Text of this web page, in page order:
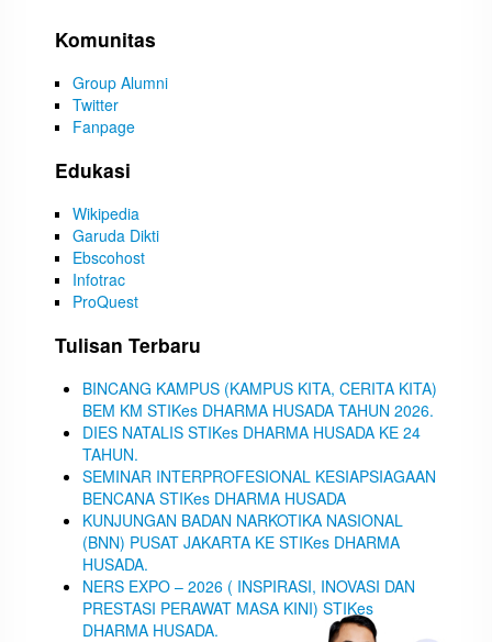
Komunitas
Group Alumni
Twitter
Fanpage
Edukasi
Wikipedia
Garuda Dikti
Ebscohost
Infotrac
ProQuest
Tulisan Terbaru
BINCANG KAMPUS (KAMPUS KITA, CERITA KITA)
BEM KM STIKes DHARMA HUSADA TAHUN 2026.
DIES NATALIS STIKes DHARMA HUSADA KE 24
TAHUN.
SEMINAR INTERPROFESIONAL KESIAPSIAGAAN
BENCANA STIKes DHARMA HUSADA
KUNJUNGAN BADAN NARKOTIKA NASIONAL
(BNN) PUSAT JAKARTA KE STIKes DHARMA
HUSADA.
NERS EXPO – 2026 ( INSPIRASI, INOVASI DAN
PRESTASI PERAWAT MASA KINI) STIKes
DHARMA HUSADA.